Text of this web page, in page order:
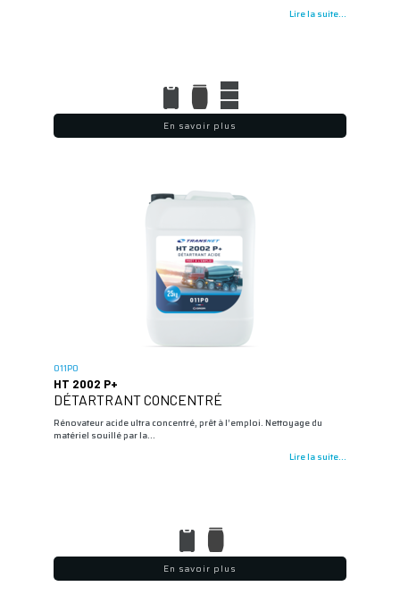
Lire la suite...
En savoir plus
011P0
HT 2002 P+
DÉTARTRANT CONCENTRÉ
Rénovateur acide ultra concentré, prêt à l’emploi. Nettoyage du
matériel souillé par la…
Lire la suite...
En savoir plus